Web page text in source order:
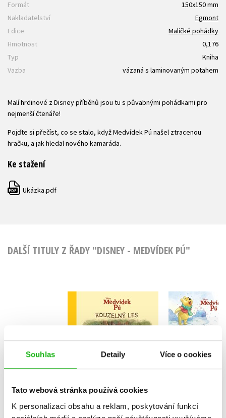
Souhlas Detaily Více o cookies
Tato webová stránka používá cookies
K personalizaci obsahu a reklam, poskytování funkcí
Formát
150x150 mm
Nakladatelství
Egmont
Edice
Maličké pohádky
Hmotnost
0,176
Typ
Kniha
Vazba
vázaná s laminovaným potahem
Malí hrdinové z Disney příběhů jsou tu s půvabnými pohádkami pro
nejmenší čtenáře!
Pojďte si přečíst, co se stalo, když Medvídek Pú našel ztracenou
hračku, a jak hledal nového kamaráda.
Ke stažení
PDF Ukázka.pdf
DALŠÍ TITULY Z ŘADY "DISNEY - MEDVÍDEK PÚ"
Medvídek Pú -
Kouzelný les
Do košíku
329 Kč
263 Kč